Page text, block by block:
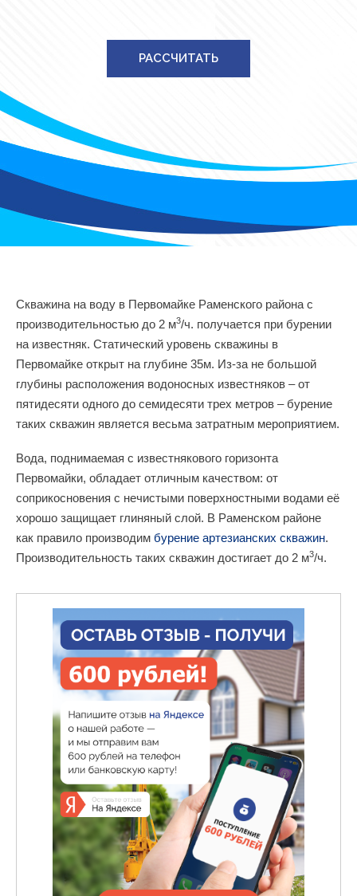
РАССЧИТАТЬ
Скважина на воду в Первомайке Раменского района с
производительностью до 2 м3/ч. получается при бурении
на известняк. Статический уровень скважины в
Первомайке открыт на глубине 35м. Из-за не большой
глубины расположения водоносных известняков – от
пятидесяти одного до семидесяти трех метров – бурение
таких скважин является весьма затратным мероприятием.
Вода, поднимаемая с известнякового горизонта
Первомайки, обладает отличным качеством: от
соприкосновения с нечистыми поверхностными водами её
хорошо защищает глиняный слой. В Раменском районе
как правило производим бурение артезианских скважин.
Производительность таких скважин достигает до 2 м3/ч.